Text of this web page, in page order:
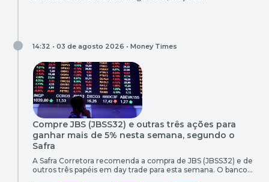
14:32 • 03 de agosto 2026 • Money Times
Compre JBS (JBSS32) e outras três ações para
ganhar mais de 5% nesta semana, segundo o
Safra
A Safra Corretora recomenda a compra de JBS (JBSS32) e de
outros três papéis em day trade para esta semana. O banco